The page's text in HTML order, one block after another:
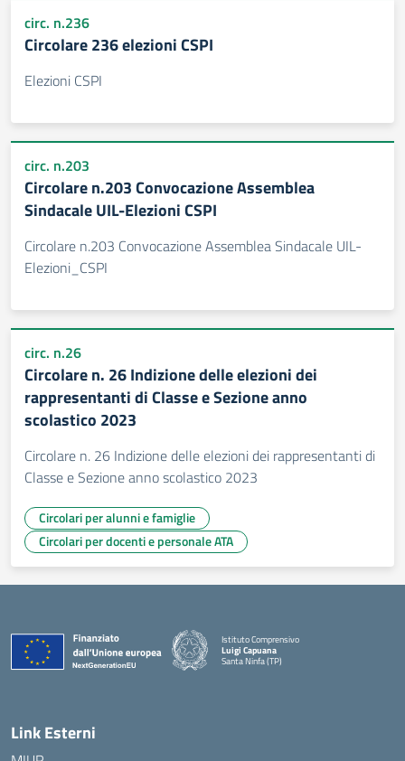
circ. n.236
Circolare 236 elezioni CSPI
Elezioni CSPI
circ. n.203
Circolare n.203 Convocazione Assemblea
Sindacale UIL-Elezioni CSPI
Circolare n.203 Convocazione Assemblea Sindacale UIL-
Elezioni_CSPI
circ. n.26
Circolare n. 26 Indizione delle elezioni dei
rappresentanti di Classe e Sezione anno
scolastico 2023
Circolare n. 26 Indizione delle elezioni dei rappresentanti di
Classe e Sezione anno scolastico 2023
Circolari per alunni e famiglie
Circolari per docenti e personale ATA
Istituto Comprensivo
Luigi Capuana
Santa Ninfa (TP)
Link Esterni